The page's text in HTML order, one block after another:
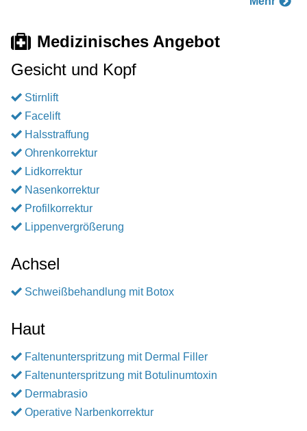
Medizinisches Angebot
Gesicht und Kopf
Stirnlift
Facelift
Halsstraffung
Ohrenkorrektur
Lidkorrektur
Nasenkorrektur
Profilkorrektur
Lippenvergrößerung
Achsel
Schweißbehandlung mit Botox
Haut
Faltenunterspritzung mit Dermal Filler
Faltenunterspritzung mit Botulinumtoxin
Dermabrasio
Operative Narbenkorrektur